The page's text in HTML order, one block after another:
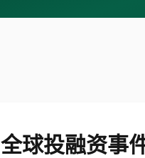
全球投融资事